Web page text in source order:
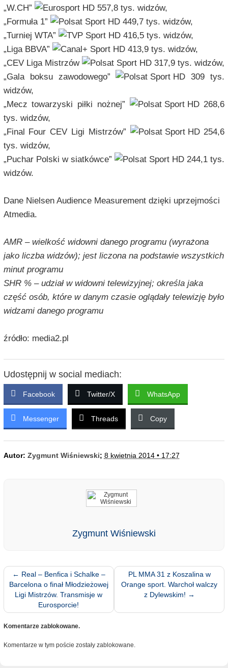
„W.CH”
557,8 tys. widzów,
„Formuła 1”
449,7 tys. widzów,
„Turniej WTA”
416,5 tys. widzów,
„Liga BBVA”
413,9 tys. widzów,
„CEV Liga Mistrzów
317,9 tys. widzów,
„Gala boksu zawodowego”
309 tys.
widzów,
„Mecz towarzyski piłki nożnej”
268,6
tys. widzów,
„Final Four CEV Ligi Mistrzów”
254,6
tys. widzów,
„Puchar Polski w siatkówce”
244,1 tys.
widzów.
Dane Nielsen Audience Measurement dzięki uprzejmości
Atmedia.
AMR – wielkość widowni danego programu (wyrażona
jako liczba widzów); jest liczona na podstawie wszystkich
minut programu
SHR % – udział w widowni telewizyjnej; określa jaka
część osób, które w danym czasie oglądały telewizję było
widzami danego programu
źródło: media2.pl
Udostępnij w social mediach:
Facebook Twitter/X WhatsApp
Messenger Threads Copy
Autor: Zygmunt Wiśniewski; 8 kwietnia 2014 • 17:27
Zygmunt Wiśniewski
← Real – Benfica i Schalke –
Barcelona o finał Młodzieżowej
Ligi Mistrzów. Transmisje w
Eurosporcie!
PL MMA 31 z Koszalina w
Orange sport. Warchoł walczy
z Dylewskim! →
Komentarze zablokowane.
Komentarze w tym poście zostały zablokowane.